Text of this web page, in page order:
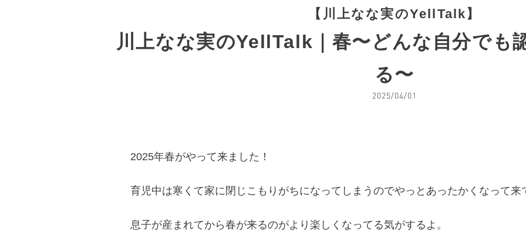
【川上なな実のYellTalk】
川上なな実のYellTalk｜春〜どんな自分でも
る〜
2025/04/01
2025年春がやって来ました！
育児中は寒くて家に閉じこもりがちになってしまうのでやっとあったかくなって来
息子が産まれてから春が来るのがより楽しくなってる気がするよ。